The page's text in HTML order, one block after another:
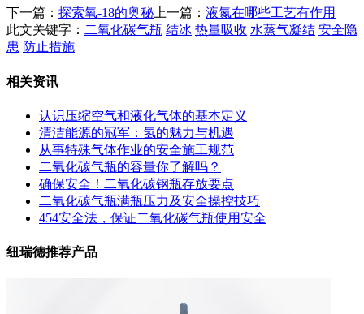
下一篇： 探索氧-18的奥秘 上一篇： 液氮在哪些工艺有作用
此文关键字： 二氧化碳气瓶 结冰 热量吸收 水蒸气凝结 安全隐
患 防止措施
相关资讯
认识压缩空气和液化气体的基本定义
清洁能源的冠军：氢的魅力与机遇
从事特殊气体作业的安全施工规范
二氧化碳气瓶的容量你了解吗？
确保安全！二氧化碳钢瓶存放要点
二氧化碳气瓶满瓶压力及安全操控技巧
454安全法，保证二氧化碳气瓶使用安全
纽瑞德推荐产品